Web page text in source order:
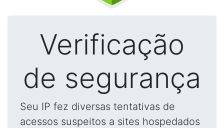
Verificação
de segurança
Seu IP fez diversas tentativas de
acessos suspeitos a sites hospedados